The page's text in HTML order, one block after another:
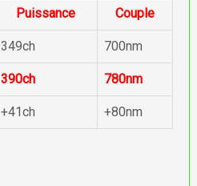
Puissance Couple
349ch 700nm
390ch 780nm
+41ch +80nm